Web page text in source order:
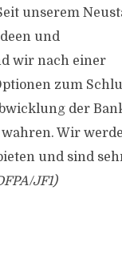
unserem
und
wir nach einer
zum
der
Wir
und sind
JF1)